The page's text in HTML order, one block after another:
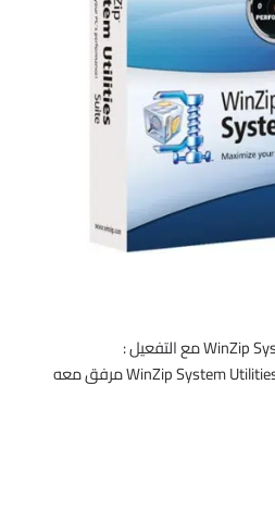
ستجد روابط تحميل برنامج WinZip System Utilities Suite مرفق معه